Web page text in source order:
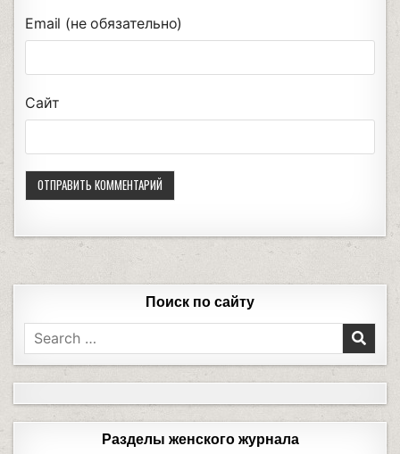
Email (не обязательно)
Сайт
Поиск по сайту
Разделы женского журнала